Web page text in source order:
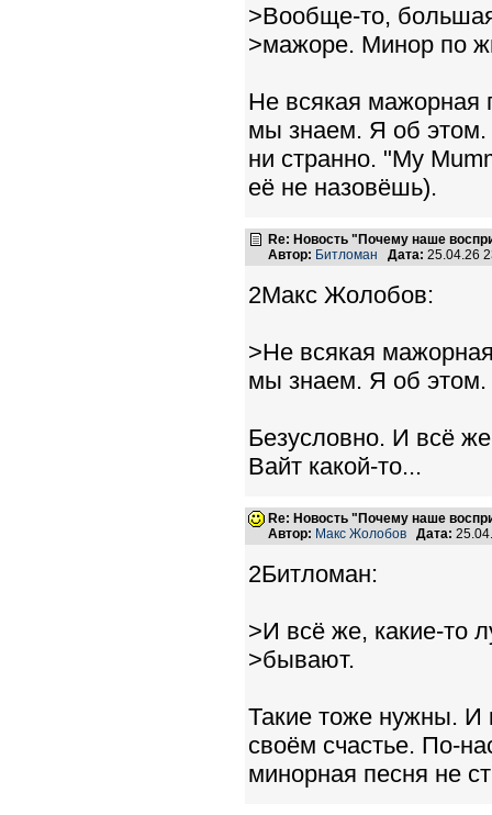
>Вообще-то,
>мажоре. Минор по
Не всякая мажорная
мы знаем. Я об этом.
ни странно. "My
её не назовёшь).
Re: Новость "Почему наше
Автор: Битломан Дата: 25.04.26
2Макс Жолобов:
>Не всякая
мы знаем. Я об этом.
Безусловно. И всё
Вайт какой-то...
Re: Новость "Почему наше
Автор: Макс Жолобов Дата:
2Битломан:
>И всё же, какие-то
>бывают.
Такие тоже нужны. И
своём счастье. По-
минорная песня не